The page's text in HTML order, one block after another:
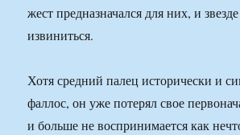
жест предназначался для них, и
извиниться.
Хотя средний палец исторически и
фаллос, он уже потерял свое
и больше не воспринимается как